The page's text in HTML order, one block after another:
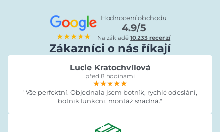
★★★★★
Hodnocení obchodu
4.9/5
Na základě10.233 recenzí
Zákazníci o nás říkají
Lucie Kratochvílová
před 8 hodinami
★★★★★
★★★★★
★★★★★
"Vše perfektní. Objednala jsem botník, rychlé odeslání,
botník funkční, montáž snadná."